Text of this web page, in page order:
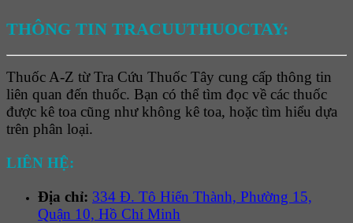
THÔNG TIN TRACUUTHUOCTAY:
Thuốc A-Z từ Tra Cứu Thuốc Tây cung cấp thông tin
liên quan đến thuốc. Bạn có thể tìm đọc về các thuốc
được kê toa cũng như không kê toa, hoặc tìm hiểu dựa
trên phân loại.
LIÊN HỆ:
Địa chỉ: 334 Đ. Tô Hiến Thành, Phường 15,
Quận 10, Hồ Chí Minh